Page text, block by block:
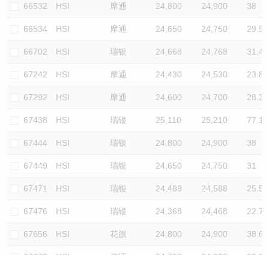
66532 HSI 摩通 24,800 24,900 38
66534 HSI 摩通 24,650 24,750 29.9
66702 HSI 瑞银 24,668 24,768 31.4
67242 HSI 摩通 24,430 24,530 23.8
67292 HSI 摩通 24,600 24,700 28.3
67438 HSI 瑞银 25,110 25,210 77.1
67444 HSI 瑞银 24,800 24,900 38
67449 HSI 瑞银 24,650 24,750 31
67471 HSI 瑞银 24,488 24,588 25.5
67476 HSI 瑞银 24,368 24,468 22.7
67656 HSI 花旗 24,800 24,900 38.6